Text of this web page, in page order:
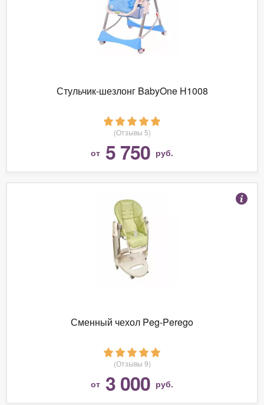
Стульчик-шезлонг BabyOne H1008
(Отзывы 5)
от 5 750 руб.
Сменный чехол Peg-Perego
(Отзывы 9)
от 3 000 руб.